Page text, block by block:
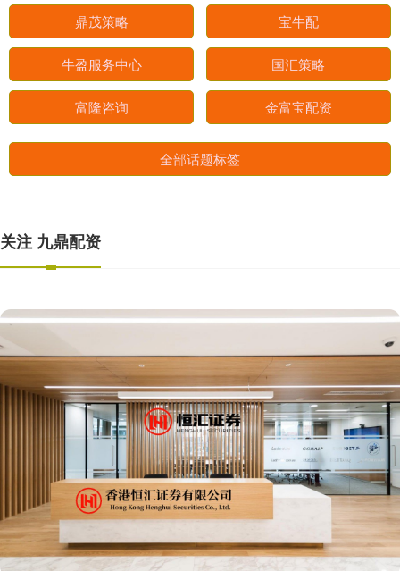
鼎茂策略 宝牛配
牛盈服务中心 国汇策略
富隆咨询 金富宝配资
全部话题标签
关注 九鼎配资